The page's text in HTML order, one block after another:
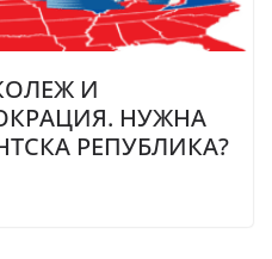
И
НУЖНА
РЕПУБЛИКА?